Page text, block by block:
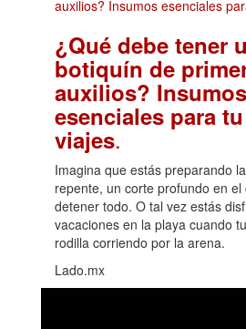
¿Qué debe tener
botiquín de
auxilios? Insumos
esenciales para
viajes.
Imagina que estás preparando
repente, un corte profundo en el
detener todo. O tal vez estás
vacaciones en la playa cuando
rodilla corriendo por la arena.
Lado.mx